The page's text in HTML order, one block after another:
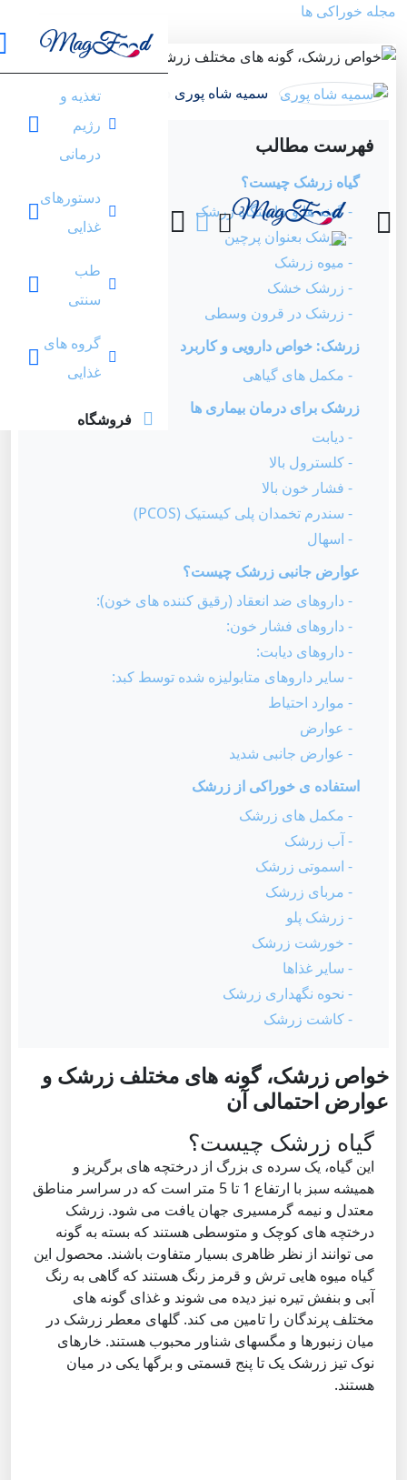
تغذیه و
رژیم
درمانی
دستورهای
غذایی
طب
سنتی
گروه های
غذایی
فروشگاه
مجله خوراکی ها
سمیه شاه پوری
magfood.ir/6U
فهرست مطالب
گیاه زرشک چیست؟
- گونه ها و خاستگاه زرشک
- زرشک بعنوان پرچین
- میوه زرشک
- زرشک خشک
- زرشک در قرون وسطی
زرشک: خواص دارویی و کاربرد
- مکمل های گیاهی
زرشک برای درمان بیماری ها
- دیابت
- کلسترول بالا
- فشار خون بالا
- سندرم تخمدان پلی کیستیک (PCOS)
- اسهال
عوارض جانبی زرشک چیست؟
- داروهای ضد انعقاد (رقیق کننده های خون):
- داروهای فشار خون:
- داروهای دیابت:
- سایر داروهای متابولیزه شده توسط کبد:
- موارد احتیاط
- عوارض
- عوارض جانبی شدید
استفاده ی خوراکی از زرشک
- مکمل های زرشک
- آب زرشک
- اسموتی زرشک
- مربای زرشک
- زرشک پلو
- خورشت زرشک
- سایر غذاها
- نحوه نگهداری زرشک
- کاشت زرشک
خواص زرشک، گونه های مختلف زرشک و
عوارض احتمالی آن
گیاه زرشک چیست؟
این گیاه، یک سرده ی بزرگ از درختچه های برگریز و
همیشه سبز با ارتفاع 1 تا 5 متر است که در سراسر مناطق
معتدل و نیمه گرمسیری جهان یافت می شود. زرشک
درختچه های کوچک و متوسطی هستند که بسته به گونه
می توانند از نظر ظاهری بسیار متفاوت باشند. محصول این
گیاه میوه هایی ترش و قرمز رنگ هستند که گاهی به رنگ
آبی و بنفش تیره نیز دیده می شوند و غذای گونه های
مختلف پرندگان را تامین می کند. گلهای معطر زرشک در
میان زنبورها و مگسهای شناور محبوب هستند. خارهای
نوک تیز زرشک یک تا پنج قسمتی و برگها یکی در میان
هستند.